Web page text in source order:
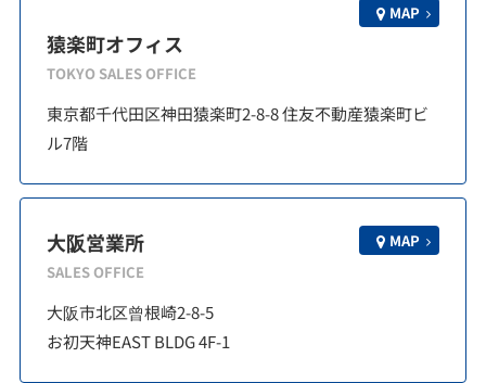
猿楽町オフィス
TOKYO SALES OFFICE
MAP
東京都千代田区神田猿楽町2-8-8 住友不動産猿楽町ビ
ル7階
大阪営業所
SALES OFFICE
MAP
大阪市北区曾根崎2-8-5
お初天神EAST BLDG 4F-1